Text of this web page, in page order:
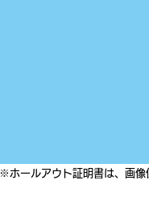
※ホールアウト証明書は、画像